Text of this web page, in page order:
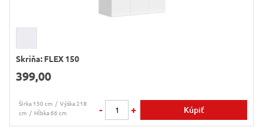
Skriňa: FLEX 150
399,00
Šírka 150 cm
Výška 218
cm
Hĺbka 66 cm - + Kúpiť